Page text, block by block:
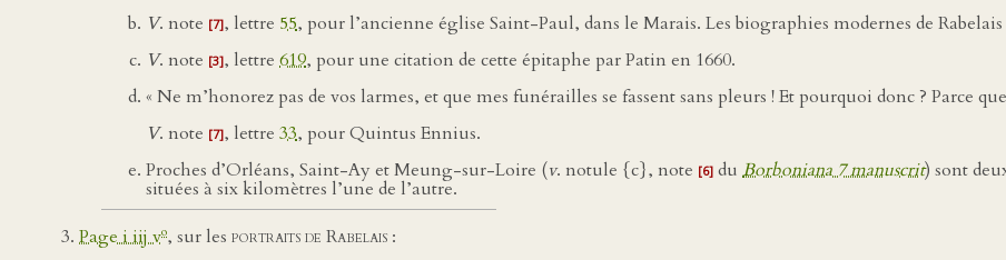
V. note [7], lettre 55, pour l’ancienne église Saint-Paul, dans le Marais. Les biographies modernes de
V. note [3], lettre 619, pour une citation de cette épitaphe par Patin en 1660.
« Ne m’honorez pas de vos larmes, et que mes funérailles se fassent sans pleurs ! Et pourquoi donc ? Parce
V. note [7], lettre 33, pour Quintus Ennius.
Proches d’Orléans, Saint-Ay et Meung-sur-Loire (v. notule {c}, note [6] du Borboniana 7 manuscrit) sont
situées à six kilomètres l’une de l’autre.
Page i iij vo, sur les portraits de Rabelais :